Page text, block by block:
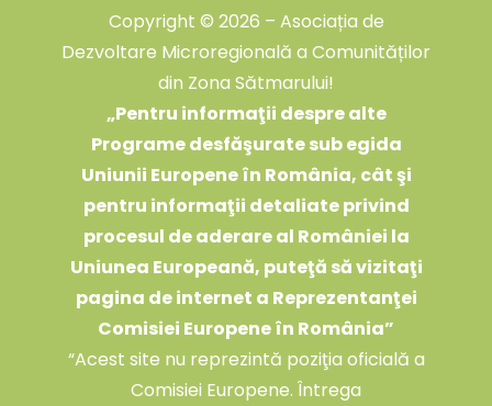
Copyright © 2026 – Asociația de
Dezvoltare Microregională a Comunităților
din Zona Sătmarului!
„Pentru informaţii despre alte
Programe desfăşurate sub egida
Uniunii Europene în România, cât şi
pentru informaţii detaliate privind
procesul de aderare al României la
Uniunea Europeană, puteţă să vizitaţi
pagina de internet a Reprezentanţei
Comisiei Europene în România”
“Acest site nu reprezintă poziţia oficială a
Comisiei Europene. Întrega